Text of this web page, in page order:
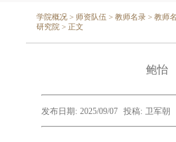
学院概况 > 师资队伍 >教师名录 >教师
研究院 > 正文
鲍怡
发布日期: 2025/09/07 投稿: 卫军朝